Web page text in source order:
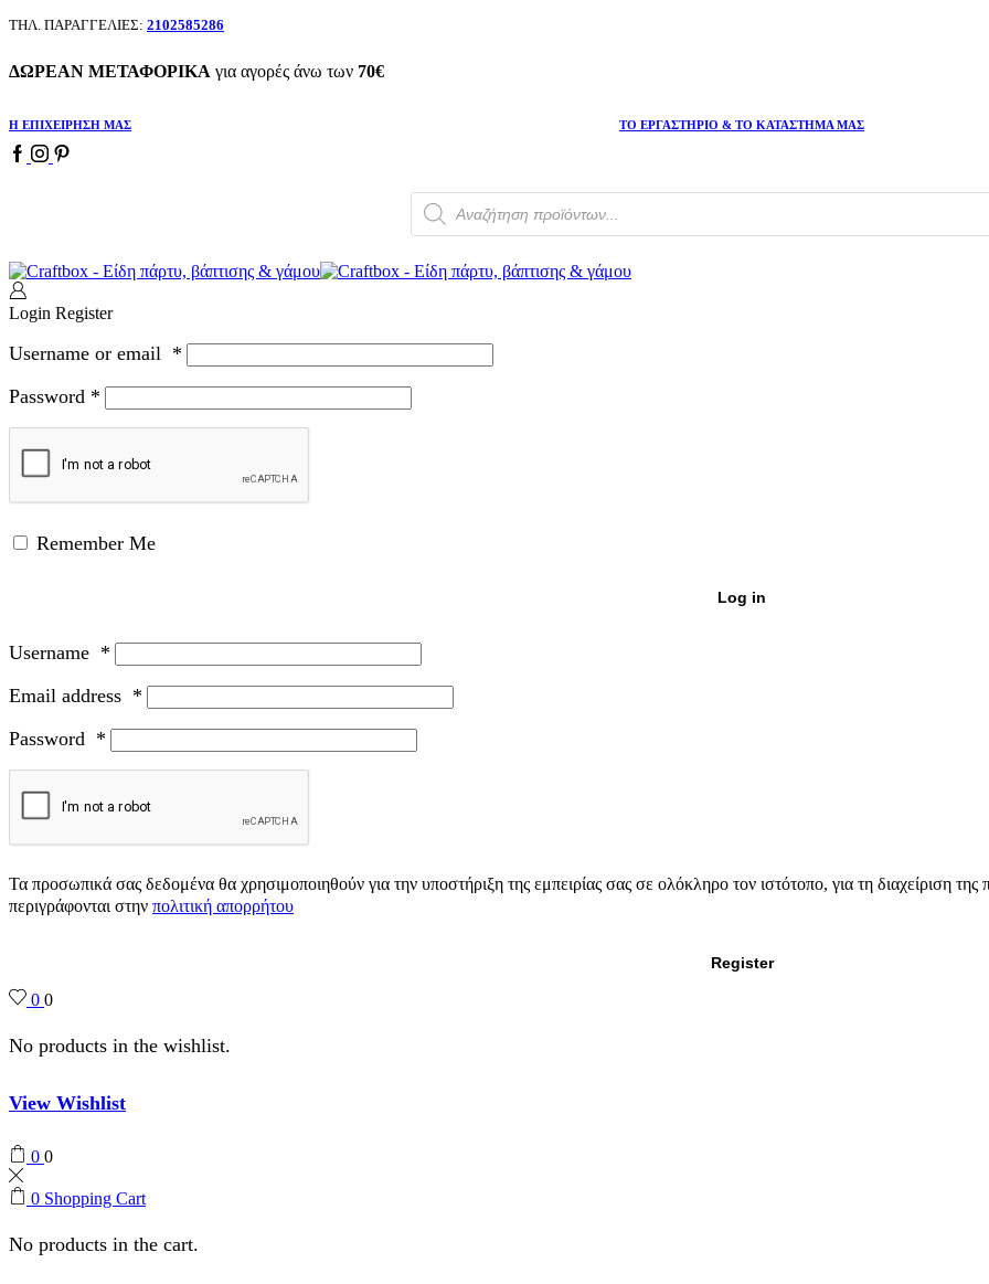
ΤΗΛ. ΠΑΡΑΓΓΕΛΙΕΣ: 2102585286
ΔΩΡΕΑΝ ΜΕΤΑΦΟΡΙΚΑ για αγορές άνω των 70€
Η ΕΠΙΧΕΙΡΗΣΗ ΜΑΣ ΤΟ ΕΡΓΑΣΤΗΡΙΟ & ΤΟ ΚΑΤΑΣΤΗΜΑ ΜΑΣ
Products
search
Login Register
Username or email *
Password *
Remember Me
Log in
Username *
Email address *
Password *
Τα προσωπικά σας δεδομένα θα χρησιμοποιηθούν για την υποστήριξη της εμπειρίας σας σε ολόκληρο τον ιστότοπο, για τη διαχείριση
περιγράφονται στην πολιτική απορρήτου
Register
0 0
No products in the wishlist.
View Wishlist
0 0
0 Shopping Cart
No products in the cart.